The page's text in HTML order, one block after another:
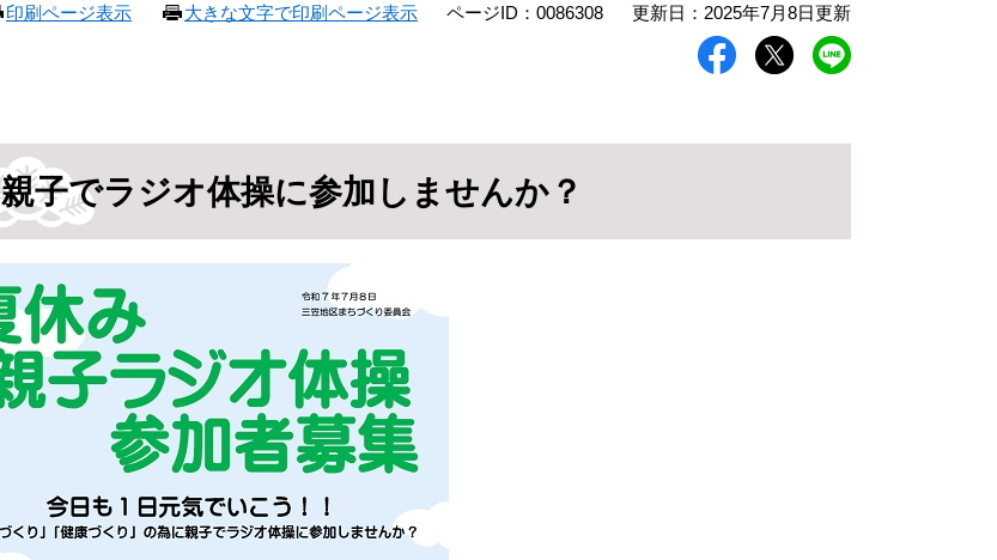
印刷ページ表示 大きな文字で印刷ページ表示 ページID：0086308 更新日：2025年7月8日更新
親子でラジオ体操に参加しませんか？